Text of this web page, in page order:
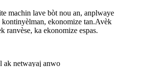
machin lave bòt nou an, anplwaye
kontinyèlman, ekonomize tan.Avèk
ranvèse, ka ekonomize espas.